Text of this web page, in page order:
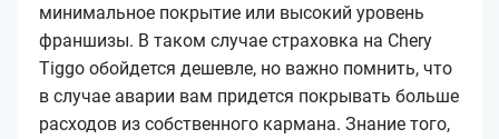
минимальное покрытие или высокий уровень
франшизы. В таком случае страховка на Chery
Tiggo обойдется дешевле, но важно помнить, что
в случае аварии вам придется покрывать больше
расходов из собственного кармана. Знание того,